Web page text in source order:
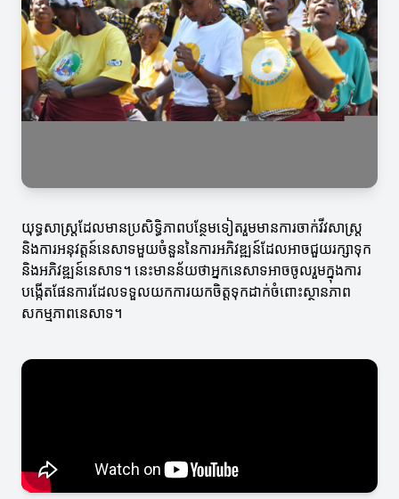
យុទ្ធសាស្ត្រដែលមានប្រសិទ្ធិភាពបន្ថែមទៀតរួមមានការចាក់វីវសាស្ត្រ
និងការអនុវត្តន៍នេសាទមួយចំនួននៃការអភិវឌ្ឍន៍ដែលអាចជួយរក្សាទុក
និងអភិវឌ្ឍន៍នេសាទ។ នេះមានន័យថាអ្នកនេសាទអាចចូលរួមក្នុងការ
បង្កើតផែនការដែលទទួលយកការយកចិត្តទុកដាក់ចំពោះស្ថានភាព
សកម្មភាពនេសាទ។